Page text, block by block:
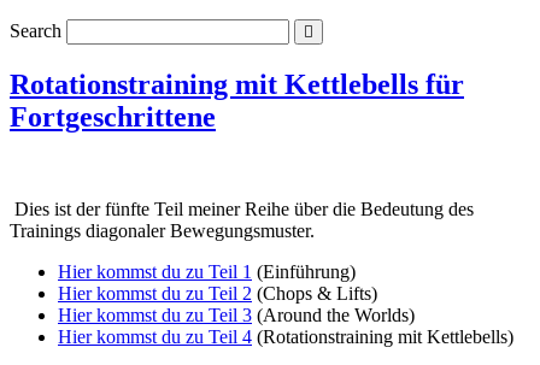
Search
Rotationstraining mit Kettlebells für
Fortgeschrittene
Dies ist der fünfte Teil meiner Reihe über die Bedeutung des
Trainings diagonaler Bewegungsmuster.
Hier kommst du zu Teil 1 (Einführung)
Hier kommst du zu Teil 2 (Chops & Lifts)
Hier kommst du zu Teil 3 (Around the Worlds)
Hier kommst du zu Teil 4 (Rotationstraining mit Kettlebells)